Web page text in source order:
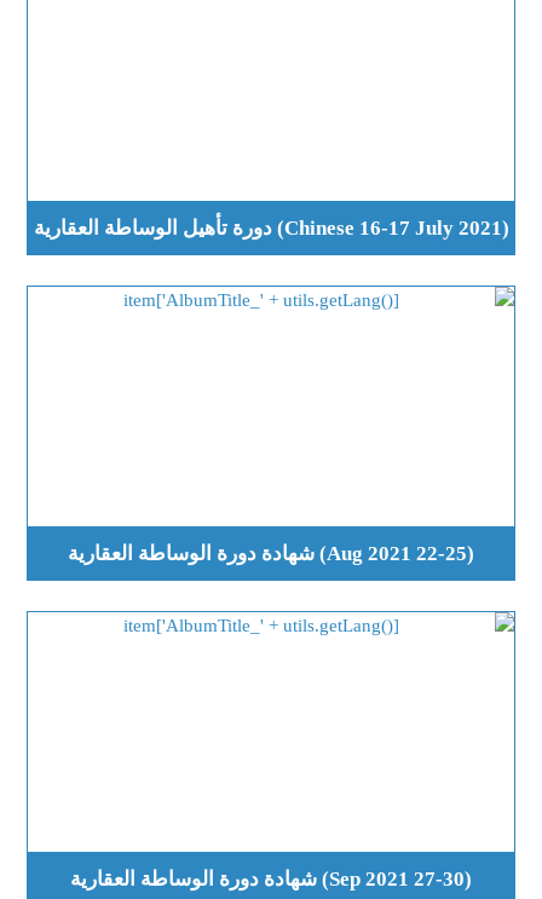
(Chinese 16-17 July 2021) دورة تأهيل الوساطة العقارية
(22-25 Aug 2021) شهادة دورة الوساطة العقارية
(27-30 Sep 2021) شهادة دورة الوساطة العقارية